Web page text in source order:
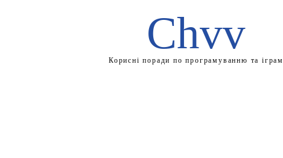
Chvv
Корисні поради по програмуванню та іграм